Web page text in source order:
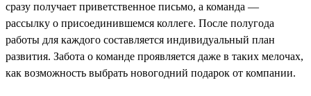
сразу получает приветственное письмо, а команда —
рассылку о присоединившемся коллеге. После полугода
работы для каждого составляется индивидуальный план
развития. Забота о команде проявляется даже в таких мелочах,
как возможность выбрать новогодний подарок от компании.